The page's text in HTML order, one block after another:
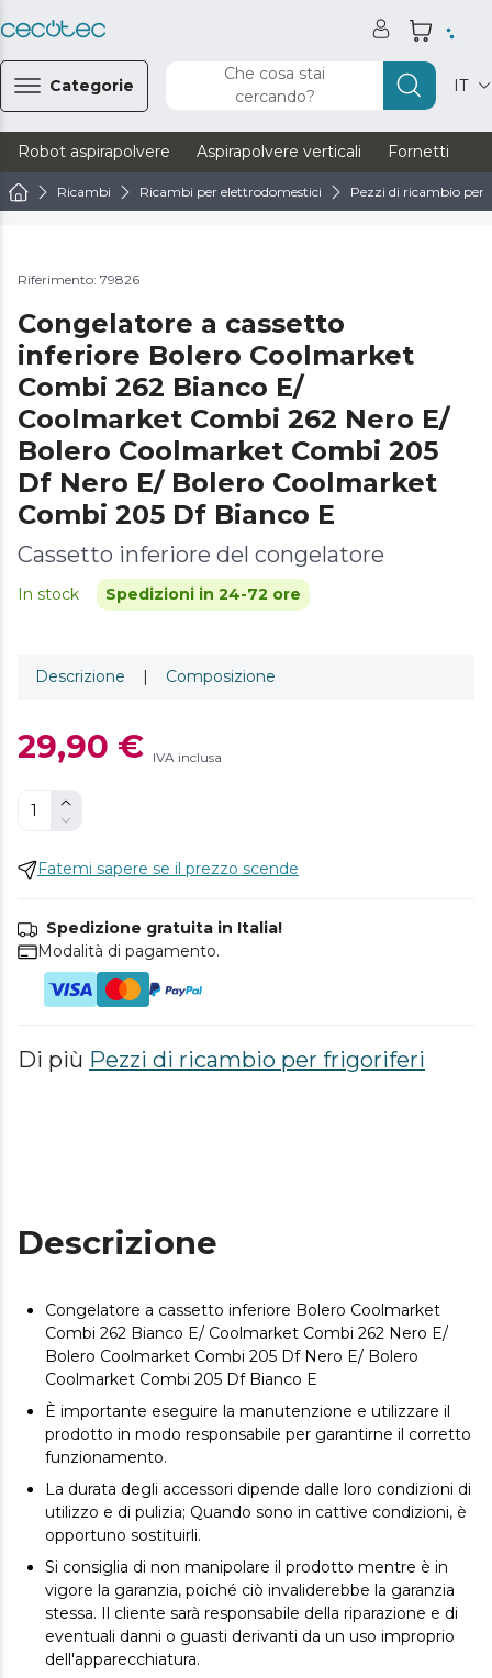
Categorie
Che cosa stai
cercando?
IT
Robot aspirapolvere Aspirapolvere verticali Fornetti
Ricambi Ricambi per elettrodomestici Pezzi di ricambio per
Riferimento: 79826
Congelatore a cassetto
inferiore Bolero Coolmarket
Combi 262 Bianco E/
Coolmarket Combi 262 Nero E/
Bolero Coolmarket Combi 205
Df Nero E/ Bolero Coolmarket
Combi 205 Df Bianco E
Cassetto inferiore del congelatore
In stock Spedizioni in 24-72 ore
Descrizione | Composizione
29,90 € IVA inclusa
Fatemi sapere se il prezzo scende
Spedizione gratuita in Italia!
Modalità di pagamento.
Di più Pezzi di ricambio per frigoriferi
Descrizione
Congelatore a cassetto inferiore Bolero Coolmarket
Combi 262 Bianco E/ Coolmarket Combi 262 Nero E/
Bolero Coolmarket Combi 205 Df Nero E/ Bolero
Coolmarket Combi 205 Df Bianco E
È importante eseguire la manutenzione e utilizzare il
prodotto in modo responsabile per garantirne il corretto
funzionamento.
La durata degli accessori dipende dalle loro condizioni di
utilizzo e di pulizia; Quando sono in cattive condizioni, è
opportuno sostituirli.
Si consiglia di non manipolare il prodotto mentre è in
vigore la garanzia, poiché ciò invaliderebbe la garanzia
stessa. Il cliente sarà responsabile della riparazione e di
eventuali danni o guasti derivanti da un uso improprio
dell'apparecchiatura.